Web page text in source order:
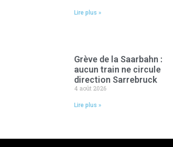
Lire plus »
Grève de la Saarbahn :
aucun train ne circule
direction Sarrebruck
4 août 2026
Lire plus »